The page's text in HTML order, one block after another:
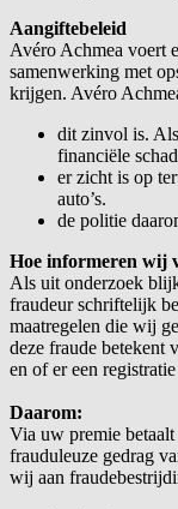
Aangiftebeleid
Avéro Achmea voert
samenwerking met
krijgen. Avéro
dit zinvol is.
financiële
er zicht is op
auto’s.
de politie
Hoe informeren wij
Als uit onderzoek
fraudeur schriftelijk
maatregelen die wij
deze fraude betekent
en of er een
Daarom:
Via uw premie
frauduleuze gedrag
wij aan